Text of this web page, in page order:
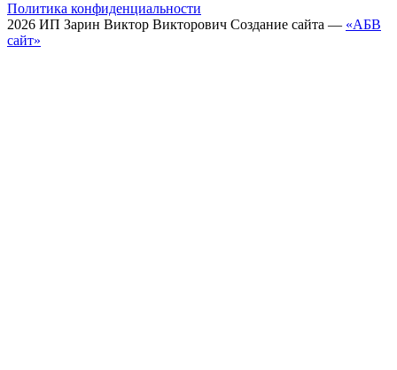
Политика конфиденциальности
2026 ИП Зарин Виктор Викторович Создание сайта — «АБВ
сайт»